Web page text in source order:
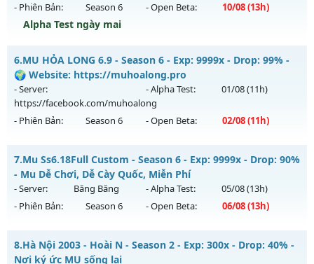
Exp: 99x - Drop: 20%
Kiểu reset: Non Reset
Thể loại: Mu Nguyên bản Webzen
Antihack: OK
- Phiên Bản:
Season 6 - Open Beta: 10/08(13h)
Alpha Test ngày mai
Mu Việt Nam - GIẢI TRÍ-DỄ CHƠI
Mu mới ra tháng 08 2026 - Mở máy chủ
ngày 10/08/2626
Exp: 500x - Drop: 20%
Antihack: PRO
6.MU HỎA LONG 6.9 - Season 6 - Exp: 9999x - Drop: 99% -
🌍 Website: https://muhoalong.pro
- Server:
https://facebook.com/muhoalong
- Alpha Test: 01/08(11h)
- Phiên Bản: Season 6 - Open Beta: 02/08(11h)
MU HỎA LONG 6.9 - 🌍 Website: https://muhoalong.pro
Mu mới ra tháng 08 2026 - Mở máy chủ
https://facebook.com/muhoalongvào 11h ngày
02/08/2626
Kiểu reset: Non Reset
7.Mu Ss6.18Full Custom - Season 6 - Exp: 9999x - Drop: 90%
- Mu Dễ Chơi, Dễ Cày Quốc, Miễn Phí
- Server: Băng Băng - Alpha Test: 05/08(13h)
- Phiên Bản:
Season 6 - Open Beta: 06/08(13h)
Mu Ss6.18Full Custom - Mu Dễ Chơi, Dễ Cày Quốc, Miễn Phí
Mu mới ra tháng 08 2026 - Mở máy chủ
8.Hà Nội 2003 - Hoài N - Season 2 - Exp: 300x - Drop: 40% -
Nơi ký ức MU sống lại